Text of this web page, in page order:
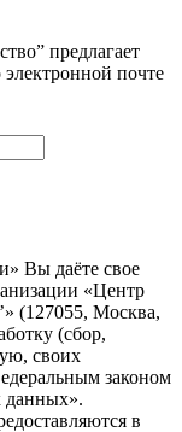
предлагает
почте
Вы даёте свое
«Центр
(127055, Москва,
(сбор,
своих
законом
данных».
в